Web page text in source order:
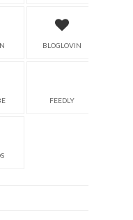
BLOGLOVIN
FEEDLY